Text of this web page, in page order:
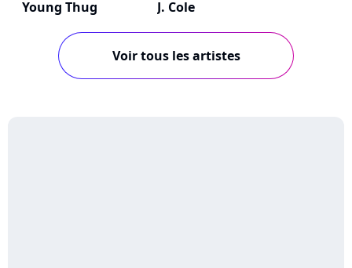
Young Thug J. Cole
Voir tous les artistes